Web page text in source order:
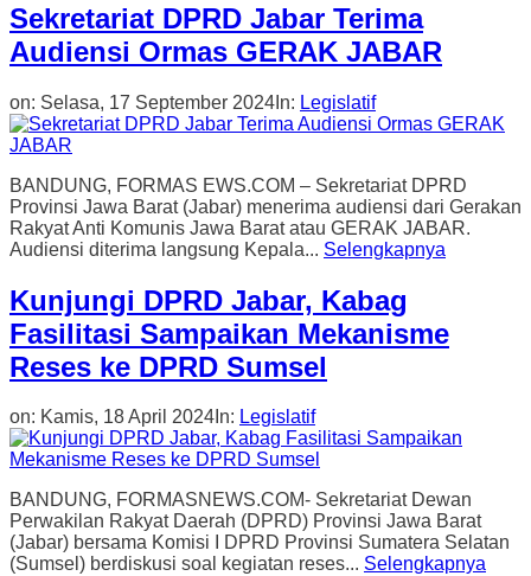
Sekretariat DPRD Jabar Terima
Audiensi Ormas GERAK JABAR
on: Selasa, 17 September 2024 In: Legislatif
BANDUNG, FORMAS EWS.COM – Sekretariat DPRD
Provinsi Jawa Barat (Jabar) menerima audiensi dari Gerakan
Rakyat Anti Komunis Jawa Barat atau GERAK JABAR.
Audiensi diterima langsung Kepala... Selengkapnya
Kunjungi DPRD Jabar, Kabag
Fasilitasi Sampaikan Mekanisme
Reses ke DPRD Sumsel
on: Kamis, 18 April 2024 In: Legislatif
BANDUNG, FORMASNEWS.COM- Sekretariat Dewan
Perwakilan Rakyat Daerah (DPRD) Provinsi Jawa Barat
(Jabar) bersama Komisi I DPRD Provinsi Sumatera Selatan
(Sumsel) berdiskusi soal kegiatan reses... Selengkapnya